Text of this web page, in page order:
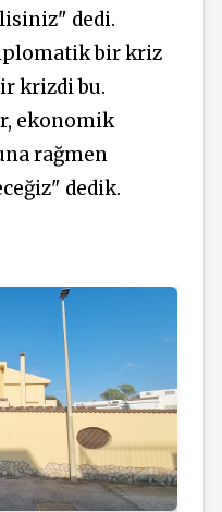
dedi.
bir kriz
krizdi bu.
ekonomik
rağmen
dedik.